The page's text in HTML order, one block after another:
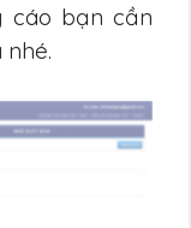
cáo bạn cần